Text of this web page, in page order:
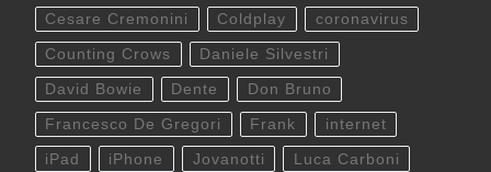
Cesare Cremonini Coldplay coronavirus
Counting Crows Daniele Silvestri
David Bowie Dente Don Bruno
Francesco De Gregori Frank internet
iPad iPhone Jovanotti Luca Carboni